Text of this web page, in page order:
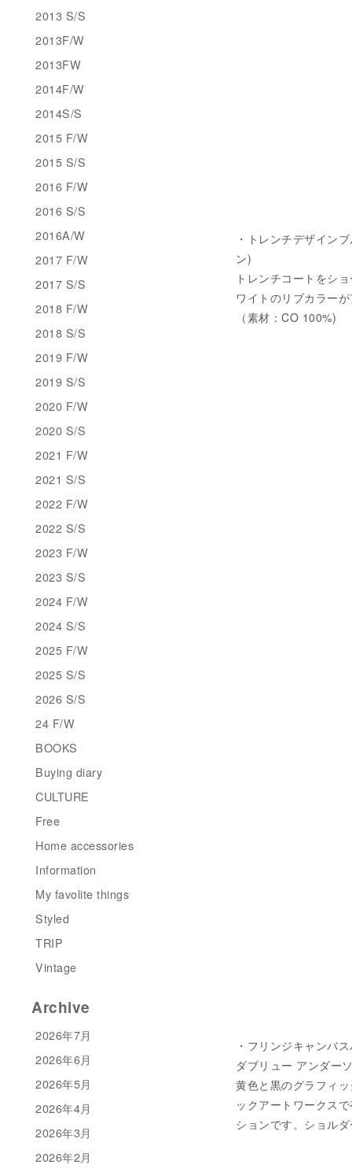
・トレンチデザイン
ン)
トレンチコートをシ
ワイトのリブカラー
（素材：CO 100%)
・フリンジキャンバ
ダブリュー アンダー
黄色と黒のグラフィ
ックアートワークス
ションです。ショル
2013 S/S
2013F/W
2013FW
2014F/W
2014S/S
2015 F/W
2015 S/S
2016 F/W
2016 S/S
2016A/W
2017 F/W
2017 S/S
2018 F/W
2018 S/S
2019 F/W
2019 S/S
2020 F/W
2020 S/S
2021 F/W
2021 S/S
2022 F/W
2022 S/S
2023 F/W
2023 S/S
2024 F/W
2024 S/S
2025 F/W
2025 S/S
2026 S/S
24 F/W
BOOKS
Buying diary
CULTURE
Free
Home accessories
Information
My favolite things
Styled
TRIP
Vintage
Archive
2026年7月
2026年6月
2026年5月
2026年4月
2026年3月
2026年2月